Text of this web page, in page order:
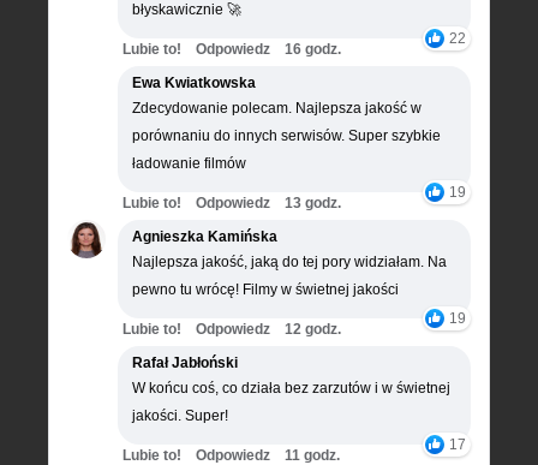
błyskawicznie 🚀
22
Lubie to! Odpowiedz
16 godz.
Ewa Kwiatkowska
Zdecydowanie polecam. Najlepsza jakość w
porównaniu do innych serwisów. Super szybkie
ładowanie filmów
19
Lubie to! Odpowiedz
13 godz.
Agnieszka Kamińska
Najlepsza jakość, jaką do tej pory widziałam. Na
pewno tu wrócę! Filmy w świetnej jakości
19
Lubie to! Odpowiedz
12 godz.
Rafał Jabłoński
W końcu coś, co działa bez zarzutów i w świetnej
jakości. Super!
17
Lubie to! Odpowiedz
11 godz.